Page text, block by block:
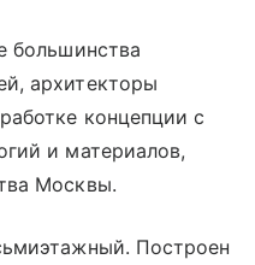
большинства
архитекторы
концепции с
и материалов,
Москвы.
Построен